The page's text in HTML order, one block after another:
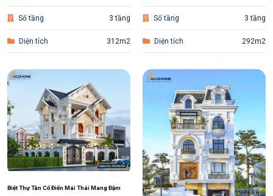
Số tầng 3 tầng
Diện tích 312m2
Số tầng 3 tầng
Diện tích 292m2
Biệt Thự Tân Cổ Điển Mái Thái Mang Đậm